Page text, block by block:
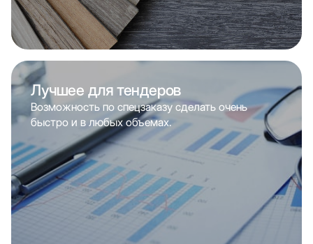
Лучшее для тендеров
Возможность по спецзаказу сделать очень
быстро и в любых объемах.